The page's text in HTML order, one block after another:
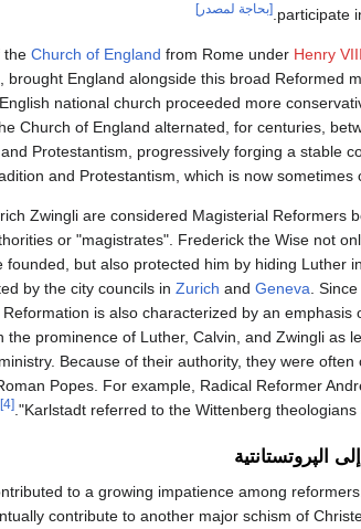
participate [بحاجة لمصدر]
the Church of England from Rome under Henry VIII
brought England alongside this broad Reformed
national church proceeded more
Church of England alternated, for centuries,
Protestantism, progressively forging a stable
and Protestantism, which is now sometimes
Zwingli are considered Magisterial Reformers
or "magistrates". Frederick the Wise not
but also protected him by hiding Luther
by the city councils in Zurich and Geneva .
is also characterized by an emphasis
the prominence of Luther, Calvin, and Zwingli as
Because of their authority, they were often
Popes. For example, Radical Reformer
Karlstadt referred to the Wittenberg theologians
[4]
الپروتستانتية
to a growing impatience among
contribute to another major schism of